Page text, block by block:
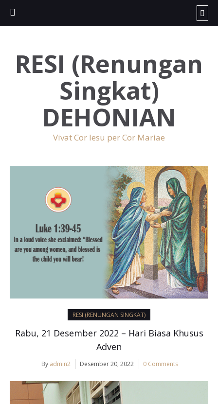
RESI (Renungan
Singkat)
DEHONIAN
Vivat Cor Iesu per Cor Mariae
RESI (RENUNGAN SINGKAT)
Rabu, 21 Desember 2022 – Hari Biasa Khusus
Adven
By admin2 Desember 20, 2022 0 Comments